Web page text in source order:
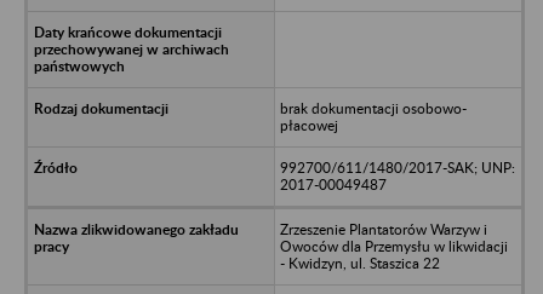
brak dokumentacji osobowo-
płacowej
992700/611/1480/2017-SAK; UNP:
2017-00049487
Zrzeszenie Plantatorów Warzyw i
Owoców dla Przemysłu w likwidacji
- Kwidzyn, ul. Staszica 22